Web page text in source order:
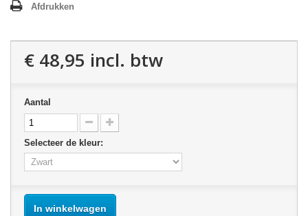
Afdrukken
€ 48,95 incl. btw
Aantal
Selecteer de kleur:
In winkelwagen